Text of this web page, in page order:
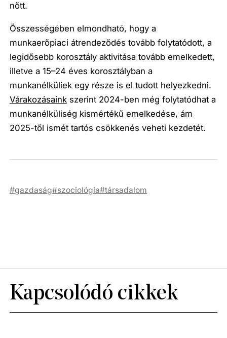
nőtt.
Összességében elmondható, hogy a
munkaerőpiaci átrendeződés tovább folytatódott, a
legidősebb korosztály aktivitása tovább emelkedett,
illetve a 15–24 éves korosztályban a
munkanélküliek egy része is el tudott helyezkedni.
Várakozásaink szerint 2024-ben még folytatódhat a
munkanélküliség kismértékű emelkedése, ám
2025-től ismét tartós csökkenés veheti kezdetét.
gazdaság szociológia társadalom
Kapcsolódó cikkek